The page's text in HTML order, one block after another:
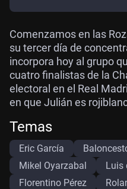
Comenzamos en las
su tercer día de
incorpora hoy al grupo
cuatro finalistas de la
electoral en el Real
en que Julián es
Temas
Eric García
Mikel Oyarzabal
Luis
Florentino Pérez